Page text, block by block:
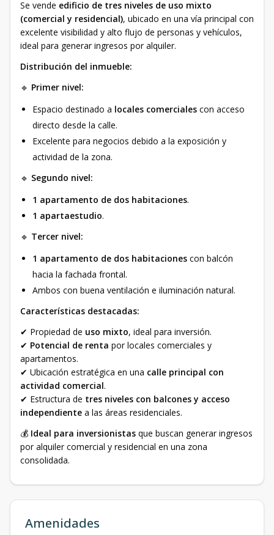
Se vende edificio de tres niveles de uso mixto
(comercial y residencial), ubicado en una vía principal con
excelente visibilidad y alto flujo de personas y vehículos,
ideal para generar ingresos por alquiler.
Distribución del inmueble:
🔹 Primer nivel:
Espacio destinado a locales comerciales con acceso
directo desde la calle.
Excelente para negocios debido a la exposición y
actividad de la zona.
🔹 Segundo nivel:
1 apartamento de dos habitaciones.
1 apartaestudio.
🔹 Tercer nivel:
1 apartamento de dos habitaciones con balcón
hacia la fachada frontal.
Ambos con buena ventilación e iluminación natural.
Características destacadas:
✔ Propiedad de uso mixto, ideal para inversión.
✔ Potencial de renta por locales comerciales y
apartamentos.
✔ Ubicación estratégica en una calle principal con
actividad comercial.
✔ Estructura de tres niveles con balcones y acceso
independiente a las áreas residenciales.
💰 Ideal para inversionistas que buscan generar ingresos
por alquiler comercial y residencial en una zona
consolidada.
Amenidades